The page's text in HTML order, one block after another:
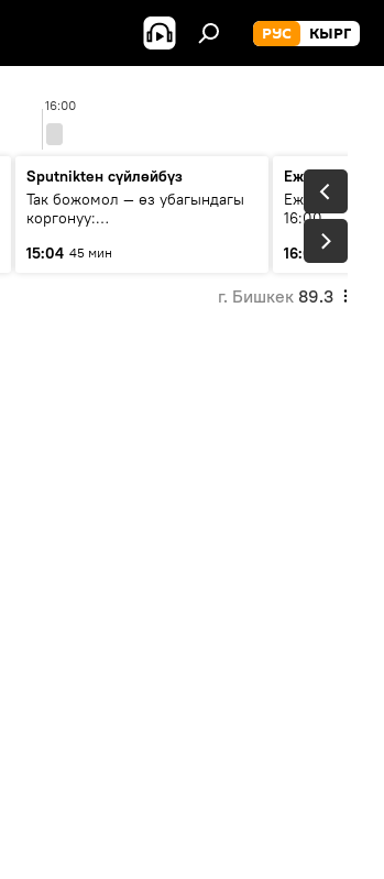
РУС КЫРГ
16:00
Sputnikteн сүйлөйбүз
Так божомол — өз убагындагы
коргонуу:
кантип өркүндөтүлүүдө
15:04 45 мин
Ежедневные
Ежедневные
16:00
16:01
3 мин
г. Бишкек 89.3